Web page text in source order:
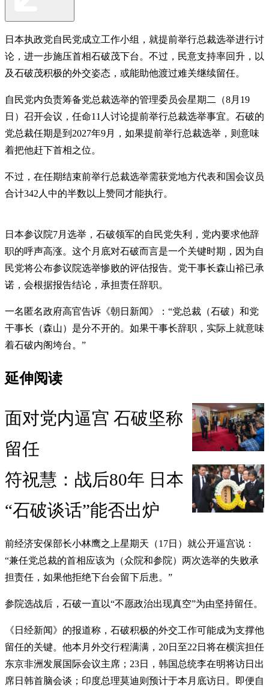
日本执政党自民党成立工作小组，就提前举行总裁选举进行讨
论，进一步施压首相石破茂下台。不过，民意支持率回升，以
及石破茂积极的外交姿态，或能助他渡过难关继续留任。
自民党内负责筹备党总裁选举的管理委员会星期二（8月19
日）召开会议，任命11人讨论提前举行总裁选举事宜。石破的
党总裁任期是到2027年9月，如果提前举行总裁选举，则意味
着把他赶下首相之位。
不过，在任期结束前举行总裁选举需获党地方代表和国会议员
合计342人中的半数以上赞同才能执行。
日本参议院7月选举，石破领军的自民党失利，党内要求他辞
职的呼声高涨。这个月底对石破而言是一个关键时期，因为自
民党将公布参议院选举惨败的评估报告。党干事长森山裕已承
诺，会根据报告结论，承担责任辞职。
一名匿名政府高官告诉《朝日新闻》：“党总裁（石破）和党
干事长（森山）是分不开的。如果干事长辞职，实际上就意味
着石破内阁垮台。”
延伸阅读
面对党内逼宫 石破坚称
留任
符祝慧：战后80年 日本
“石破谈话”能否出炉
前经济安保部长小林鹰之上星期天（17日）就公开逼宫说：
“兼任党总裁的首相应该为（众院和参院）两次选举的失败承
担责任，如果他拒绝下台会留下后患。”
参院选战后，石破一直以“不愿政治出现真空”为由坚持留任。
《日经新闻》的报道称，石破积极的外交工作可能成为支撑他
留任的关键。他本月外交行程满满，20日至22日将在横滨担任
东京非洲发展国际会议主席；23日，韩国总统李在明将访日出
席日韩首脑会谈；印度总理莫迪则预计于本月底访日。即便自